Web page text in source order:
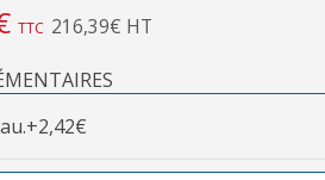
TTC 216,39€ HT
+2,42€